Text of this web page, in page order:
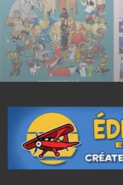
Nouveautés en livres
Nos téléchargements
Merci de partager !